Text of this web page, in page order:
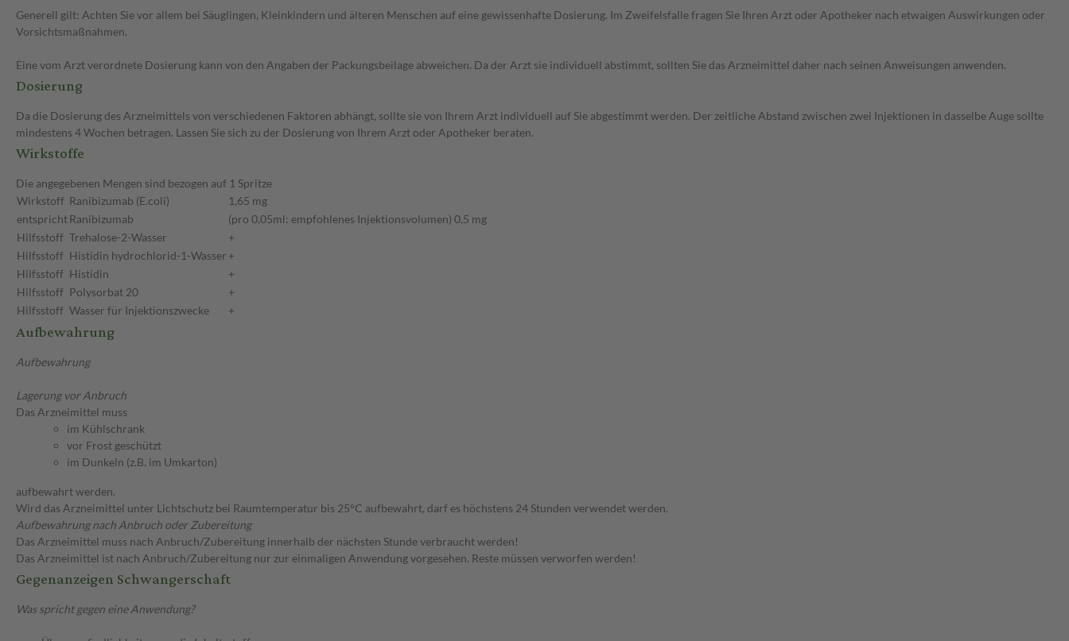
Generell gilt: Achten Sie vor allem bei Säuglingen, Kleinkindern und älteren Menschen auf eine gewissenhafte Dosierung. Im Zweifelsfalle fragen Sie Ihren Arzt oder Apotheker nach etwaigen Auswirkungen oder
Vorsichtsmaßnahmen.
Eine vom Arzt verordnete Dosierung kann von den Angaben der Packungsbeilage abweichen. Da der Arzt sie individuell abstimmt, sollten Sie das Arzneimittel daher nach seinen Anweisungen anwenden.
Dosierung
Da die Dosierung des Arzneimittels von verschiedenen Faktoren abhängt, sollte sie von Ihrem Arzt individuell auf Sie abgestimmt werden. Der zeitliche Abstand zwischen zwei Injektionen in dasselbe Auge sollte
mindestens 4 Wochen betragen. Lassen Sie sich zu der Dosierung von Ihrem Arzt oder Apotheker beraten.
Wirkstoffe
Die angegebenen Mengen sind bezogen auf 1 Spritze
Wirkstoff Ranibizumab (E.coli)
1,65 mg
entsprichtRanibizumab
(pro 0,05ml: empfohlenes Injektionsvolumen) 0,5 mg
Hilfsstoff Trehalose-2-Wasser
+
Hilfsstoff Histidin hydrochlorid-1-Wasser +
Hilfsstoff Histidin
+
Hilfsstoff Polysorbat 20
+
Hilfsstoff Wasser für Injektionszwecke +
Aufbewahrung
Aufbewahrung
Lagerung vor Anbruch
Das Arzneimittel muss
im Kühlschrank
vor Frost geschützt
im Dunkeln (z.B. im Umkarton)
aufbewahrt werden.
Wird das Arzneimittel unter Lichtschutz bei Raumtemperatur bis 25°C aufbewahrt, darf es höchstens 24 Stunden verwendet werden.
Aufbewahrung nach Anbruch oder Zubereitung
Das Arzneimittel muss nach Anbruch/Zubereitung innerhalb der nächsten Stunde verbraucht werden!
Das Arzneimittel ist nach Anbruch/Zubereitung nur zur einmaligen Anwendung vorgesehen. Reste müssen verworfen werden!
Gegenanzeigen Schwangerschaft
Was spricht gegen eine Anwendung?